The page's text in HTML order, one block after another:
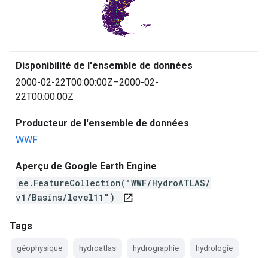
Disponibilité de l'ensemble de données
2000-02-22T00:00:00Z–2000-02-
22T00:00:00Z
Producteur de l'ensemble de données
WWF
Aperçu de Google Earth Engine
ee.FeatureCollection("WWF/HydroATLAS/
v1/Basins/level11")
open_in_new
Tags
géophysique hydroatlas hydrographie hydrologie